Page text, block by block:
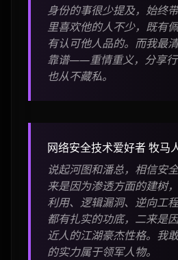
身份的事很少提及，始终
里喜欢他的人不少，既有
有认可他人品的。而我最
靠谱——重情重义，分享
也从不藏私。
网络安全技术爱好者 牧马
说起河图和潘总，相信安
来是因为渗透方面的建树
利用、逻辑漏洞、逆向工
都有扎实的功底，二来是
近人的江湖豪杰性格。我
的实力属于领军人物。